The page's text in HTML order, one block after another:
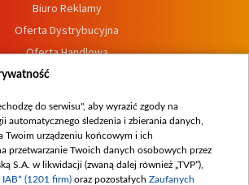
Biuro Reklamy
Oferta Dystrybucyjna
Oferta Handlowa
Dostępność
zgłoszeń wewnętrznych
do serwisu", aby wyrazić zgody na
automatycznego śledzenia i zbierania danych,
Twoim urządzeniu końcowym i ich
przetwarzanie Twoich danych osobowych przez
S.A. w likwidacji (zwaną dalej również „TVP”),
IAB* (1201 firm) oraz pozostałych Zaufanych